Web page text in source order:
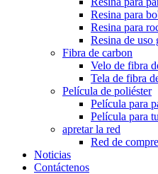
Resina para
Resina para
Resina de uso
Fibra de carbon
Velo de fibra
Tela de fibra
Película de poliéster
Película para
Película para
apretar la red
Red de
Noticias
Contáctenos